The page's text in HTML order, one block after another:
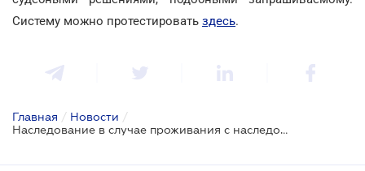
Систему можно протестировать здесь.
Главная / Новости /
Наследование в случае проживания с наследодателем одной семьей: разъяснение ВС